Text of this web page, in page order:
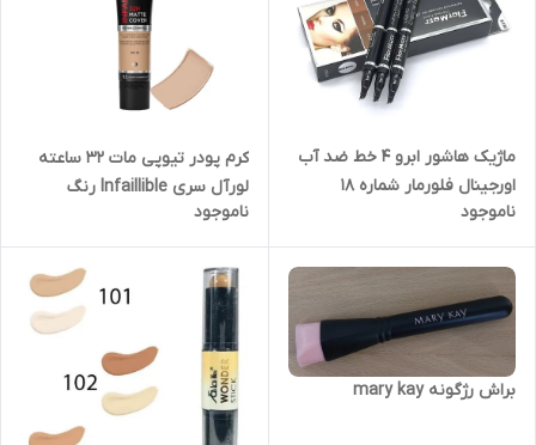
ماژیک هاشور ابرو ۴ خط ضد آب
اورجینال فلورمار شماره ۱۸
ناموجود
کرم پودر تیوپی مات 32 ساعته
لورآل سری Infaillible رنگ
حجم 30 میل
ناموجود
براش رژگونه mary kay